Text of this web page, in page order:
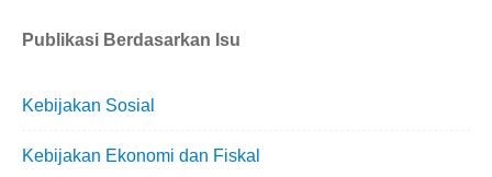
Publikasi Berdasarkan Isu
Kebijakan Sosial
Kebijakan Ekonomi dan Fiskal